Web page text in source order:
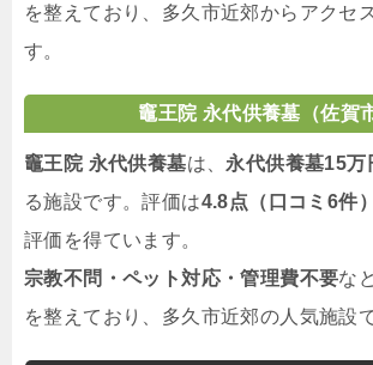
を整えており、多久市近郊からアクセ
す。
竈王院 永代供養墓（佐賀
竈王院 永代供養墓は、 永代供養墓15万
る施設です。評価は4.8点（口コミ6件）
評価を得ています。
宗教不問・ペット対応・管理費不要な
を整えており、多久市近郊の人気施設で